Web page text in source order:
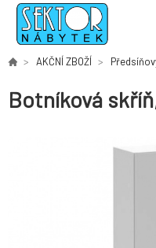
AKČNÍ ZBOŽÍ
Botníková